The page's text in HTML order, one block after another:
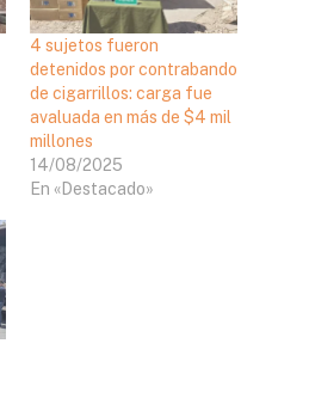
4 sujetos fueron
detenidos por contrabando
de cigarrillos: carga fue
avaluada en más de $4 mil
millones
14/08/2025
En «Destacado»